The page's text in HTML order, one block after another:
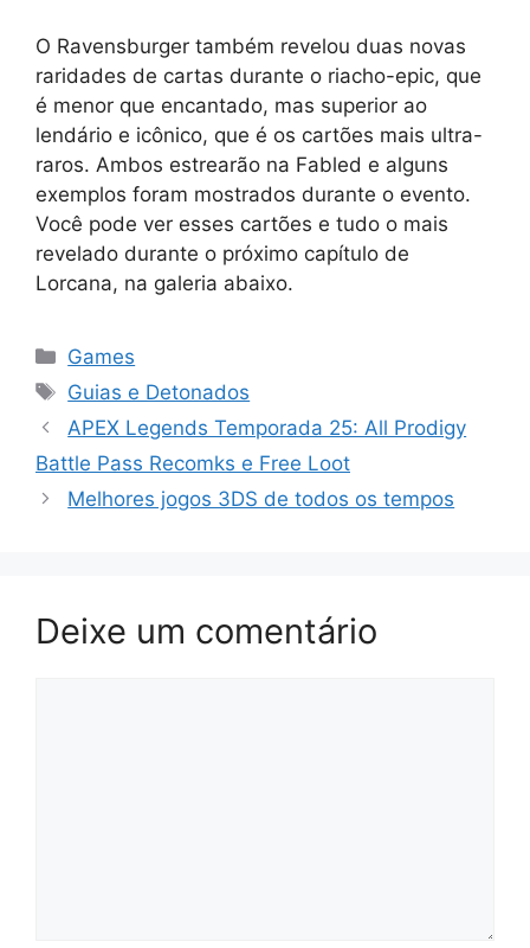
O Ravensburger também revelou duas novas
raridades de cartas durante o riacho-epic, que
é menor que encantado, mas superior ao
lendário e icônico, que é os cartões mais ultra-
raros. Ambos estrearão na Fabled e alguns
exemplos foram mostrados durante o evento.
Você pode ver esses cartões e tudo o mais
revelado durante o próximo capítulo de
Lorcana, na galeria abaixo.
Categorias
Games
Tags
Guias e Detonados
APEX Legends Temporada 25: All Prodigy
Battle Pass Recomks e Free Loot
Melhores jogos 3DS de todos os tempos
Deixe um comentário